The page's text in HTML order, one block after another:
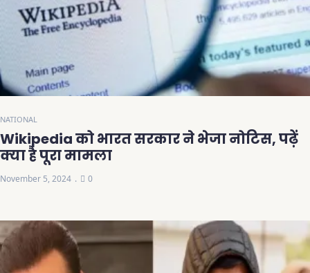
NATIONAL
Wikipedia को भारत सरकार ने भेजा नोटिस, पढ़ें
क्या है पूरा मामला
November 5, 2024 0